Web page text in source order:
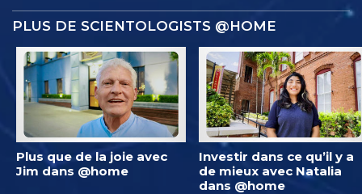
PLUS DE SCIENTOLOGISTS @HOME
Plus que de la joie avec
Jim dans @home
Investir dans ce qu’il y a
de mieux avec Natalia
dans @home